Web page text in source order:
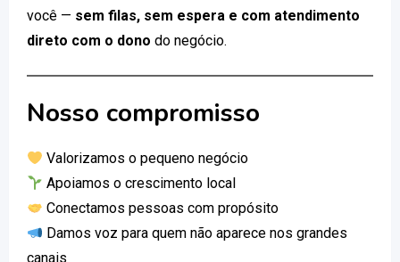
você — sem filas, sem espera e com atendimento
direto com o dono do negócio.
Nosso compromisso
Valorizamos o pequeno negócio
Apoiamos o crescimento local
Conectamos pessoas com propósito
Damos voz para quem não aparece nos grandes
canais